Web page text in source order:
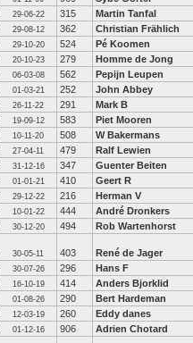
29-06-22 315 Martin Tanfal
29-08-12 362 Christian Frählich
29-10-20 524 Pé Koomen
20-10-23 279 Homme de Jong
06-03-08 562 Pepijn Leupen
01-03-21 252 John Abbey
26-11-22 291 Mark B
19-09-12 583 Piet Mooren
10-11-20 508 W Bakermans
27-04-11 479 Ralf Lewien
31-12-16 347 Guenter Beiten
01-01-21 410 Geert R
29-12-22 216 Herman V
10-01-22 444 André Dronkers
30-12-20 494 Rob Wartenhorst
30-05-11 403 René de Jager
30-07-26 296 Hans F
16-10-19 414 Anders Bjorklid
01-08-26 290 Bert Hardeman
12-03-19 260 Eddy danes
01-12-16 906 Adrien Chotard